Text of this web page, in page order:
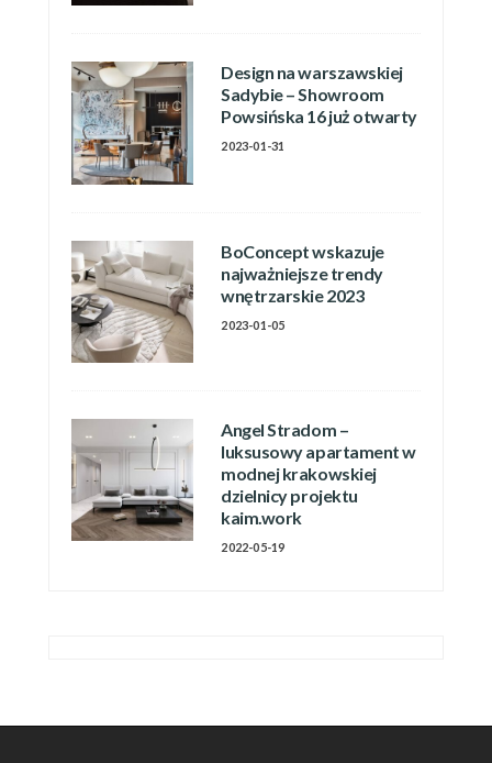
Design na warszawskiej
Sadybie – Showroom
Powsińska 16 już otwarty
2023-01-31
BoConcept wskazuje
najważniejsze trendy
wnętrzarskie 2023
2023-01-05
Angel Stradom –
luksusowy apartament w
modnej krakowskiej
dzielnicy projektu
kaim.work
2022-05-19